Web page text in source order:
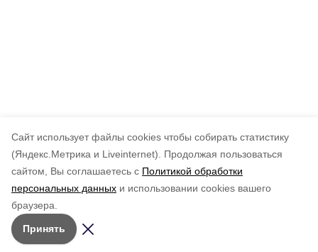
Cайт использует файлы cookies чтобы собирать статистику
(Яндекс.Метрика и Liveinternet).
Продолжая пользоваться
сайтом, Вы соглашаетесь с Политикой обработки
персональных данных и использовании cookies вашего
браузера.
Принять